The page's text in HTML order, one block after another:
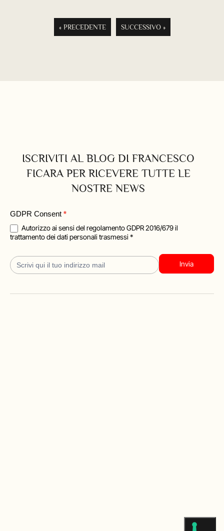
« PRECEDENTE SUCCESSIVO »
ISCRIVITI AL BLOG DI FRANCESCO
FICARA PER RICEVERE TUTTE LE
NOSTRE NEWS
Blog
Iscrizione
GDPR Consent *
trattamento dei dati personali trasmessi *
Invia